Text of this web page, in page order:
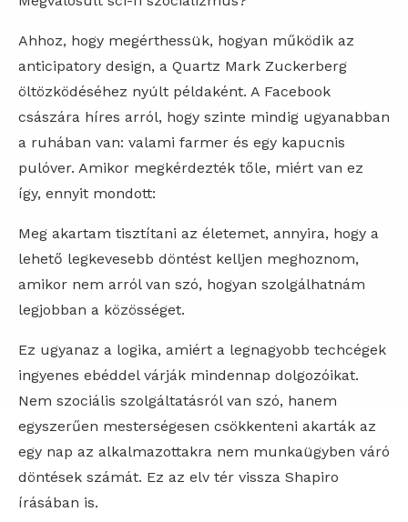
Ahhoz, hogy megérthessük, hogyan működik az
anticipatory design, a Quartz Mark Zuckerberg
öltözködéséhez nyúlt példaként. A Facebook
császára híres arról, hogy szinte mindig ugyanabban
a ruhában van: valami farmer és egy kapucnis
pulóver. Amikor megkérdezték tőle, miért van ez
így, ennyit mondott:
Meg akartam tisztítani az életemet, annyira, hogy a
lehető legkevesebb döntést kelljen meghoznom,
amikor nem arról van szó, hogyan szolgálhatnám
legjobban a közösséget.
Ez ugyanaz a logika, amiért a legnagyobb techcégek
ingyenes ebéddel várják mindennap dolgozóikat.
Nem szociális szolgáltatásról van szó, hanem
egyszerűen mesterségesen csökkenteni akarták az
egy nap az alkalmazottakra nem munkaügyben váró
döntések számát. Ez az elv tér vissza Shapiro
írásában is.